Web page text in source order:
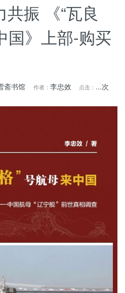
振 《“瓦良
国》上部-购买
斋书馆 作者： 李忠效 点击： ...次